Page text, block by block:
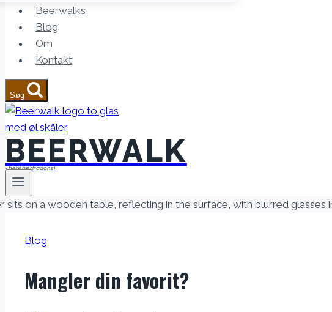
Beerwalks
Blog
Om
Kontakt
Søg
BEERWALK
- here be dragons!
Blog
Mangler din favorit?